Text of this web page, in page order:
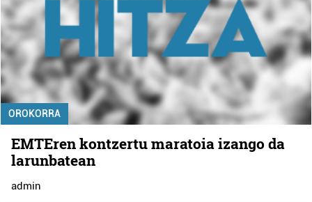
OROKORRA
EMTEren kontzertu maratoia izango da
larunbatean
admin